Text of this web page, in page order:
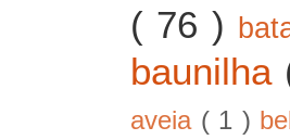
( 76 )
baunilha
aveia ( 1 )